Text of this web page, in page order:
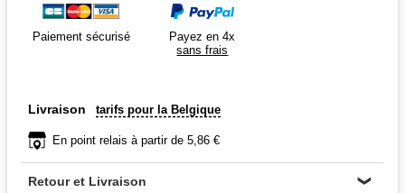
Paiement sécurisé
Payez en 4x
sans frais
Livraison tarifs pour la Belgique
En point relais à partir de 5,86 €
Retour et Livraison ❯